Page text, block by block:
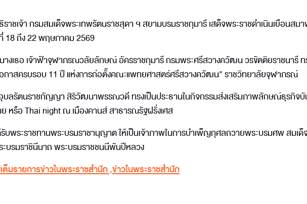
าชเจ้า กรมสมเด็จพระเทพรัตนราชสุดา ฯ สยามบรมราชกุมารี เสด็จพระราชดำเนินเยือนสม
18 ถึง 22 พฤษภาคม 2569
างเธอ เจ้าฟ้าจุฬาภรณวลัยลักษณ์ อัครราชกุมารี กรมพระศรีสวางควัฒน วรขัตติยราชนารี ท
อกาสครบรอบ 11 ปี แห่งการก่อตั้งคณะแพทยศาสตร์ศรีสวางควัฒน" ราชวิทยาลัยจุฬาภรณ์
ลรัตนราชกัญญา สิริวัฒนาพรรณวดี ทรงเป็นประธานในกิจกรรมส่งเสริมภาพลักษณ์ธุรกิจบั
ย หรือ Thai night ณ เมืองคานส์ สาธารณรัฐฝรั่งเศส
บพระราชทานพระบรมราชานุญาต ให้เป็นเจ้าภาพในการบำเพ็ญกุศลถวายพระบรมศพ สมเด็
ะบรมราชินีนาถ พระบรมราชชนนีพันปีหลวง
ต็มรายการข่าวในพระราชสำนัก,ข่าวในพระราชสำนัก